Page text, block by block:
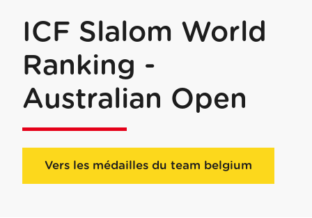
ICF Slalom World
Ranking -
Australian Open
Vers les médailles du team belgium